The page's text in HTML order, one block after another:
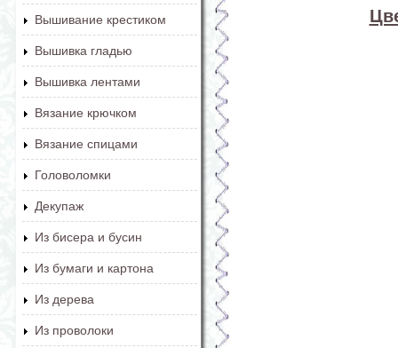
Вышивание крестиком
Вышивка гладью
Вышивка лентами
Вязание крючком
Вязание спицами
Головоломки
Декупаж
Из бисера и бусин
Из бумаги и картона
Из дерева
Из проволоки